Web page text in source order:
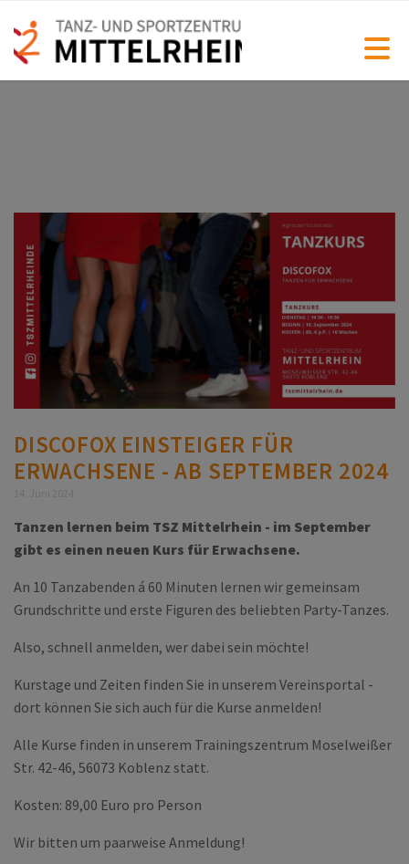
DISCOFOX EINSTEIGER FÜR
ERWACHSENE - AB SEPTEMBER 2024
Tanzen lernen beim TSZ Mittelrhein - im September
gibt es einen neuen Kurs für Erwachsene.
An 10 Tanzabenden á 60 Minuten lernen wir gemeinsam
Grundschritte und erste Figuren des beliebten Party-Tanzes.
Also, schnell anmelden, wer dabei sein möchte!
Kurstage und Zeiten finden Sie in unserem Vereinsportal -
dort können Sie sich auch für die Kurse anmelden!
Alle Kurse finden in unserem Trainingszentrum Moselweißer
Str. 42-46, 56073 Koblenz statt.
Kosten: 89,00 Euro pro Person
Wir bitten um paarweise Anmeldung!